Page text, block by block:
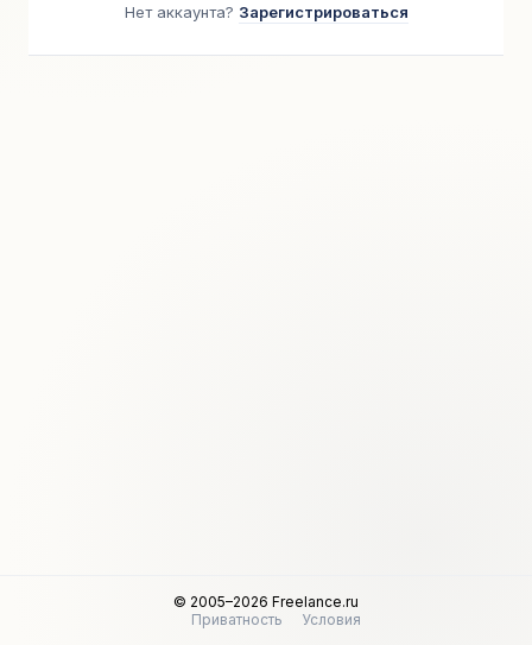
Нет аккаунта? Зарегистрироваться
© 2005–2026 Freelance.ru
Приватность
Условия